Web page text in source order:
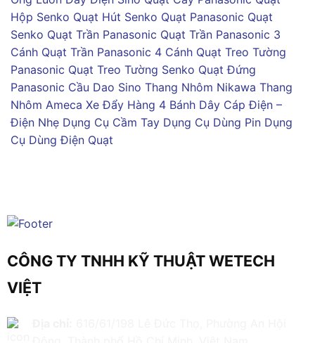
Hộp Senko Quạt Hút Senko Quạt Panasonic Quạt
Senko Quạt Trần Panasonic Quạt Trần Panasonic 3
Cánh Quạt Trần Panasonic 4 Cánh Quạt Treo Tường
Panasonic Quạt Treo Tường Senko Quạt Đứng
Panasonic Cầu Dao Sino Thang Nhôm Nikawa Thang
Nhôm Ameca Xe Đẩy Hàng 4 Bánh Dây Cáp Điện –
Điện Nhẹ Dụng Cụ Cầm Tay Dụng Cụ Dùng Pin Dụng
Cụ Dùng Điện Quạt
CÔNG TY TNHH KỸ THUẬT WETECH
VIỆT